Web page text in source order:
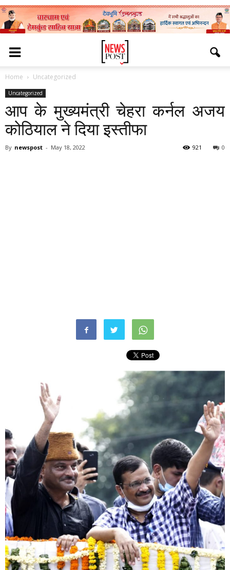
Home Uncategorized
Uncategorized
आप के मुख्यमंत्री चेहरा कर्नल अजय
कोठियाल ने दिया इस्तीफा
By newspost - May 18, 2022 0
921